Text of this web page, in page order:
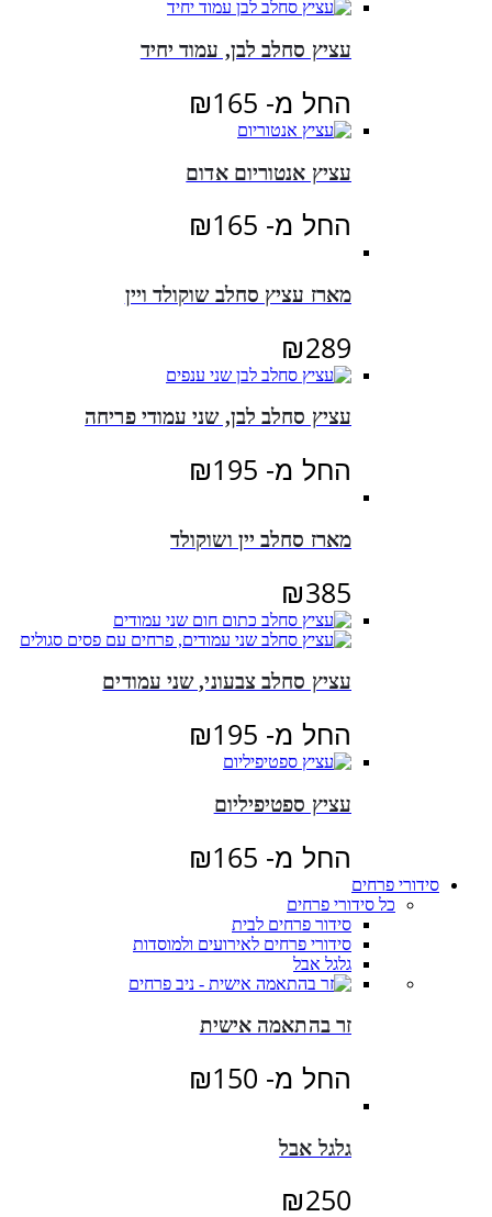
עציץ סחלב לבן, עמוד יחיד
החל מ- ₪165
עציץ אנטוריום אדום
החל מ- ₪165
מארז עציץ סחלב שוקולד ויין
₪289
עציץ סחלב לבן, שני עמודי פריחה
החל מ- ₪195
מארז סחלב יין ושוקולד
₪385
עציץ סחלב צבעוני, שני עמודים
החל מ- ₪195
עציץ ספטיפיליום
החל מ- ₪165
סידורי פרחים
כל סידורי פרחים
סידור פרחים לבית
סידורי פרחים לאירועים ולמוסדות
גלגל אבל
זר בהתאמה אישית
החל מ- ₪150
גלגל אבל
₪250